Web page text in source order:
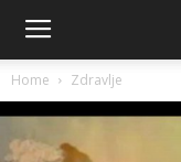
Home Zdravlje